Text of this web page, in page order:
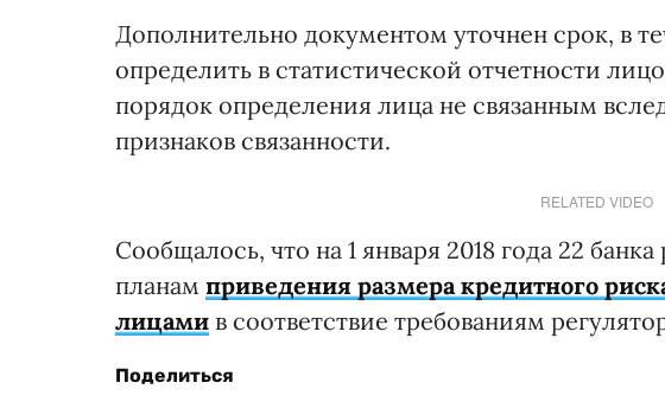
Дополнительно документом уточнен срок, в
определить в статистической отчетности
порядок определения лица не связанным
признаков связанности.
RELATED VIDEO
Сообщалось, что на 1 января 2018 года 22
планам приведения размера кредитного
лицами в соответствие требованиям
Поделиться